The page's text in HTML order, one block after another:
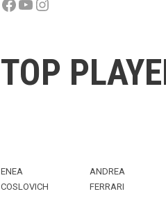
TOP
ENEA
COSLOVICH
ANDREA
FERRARI